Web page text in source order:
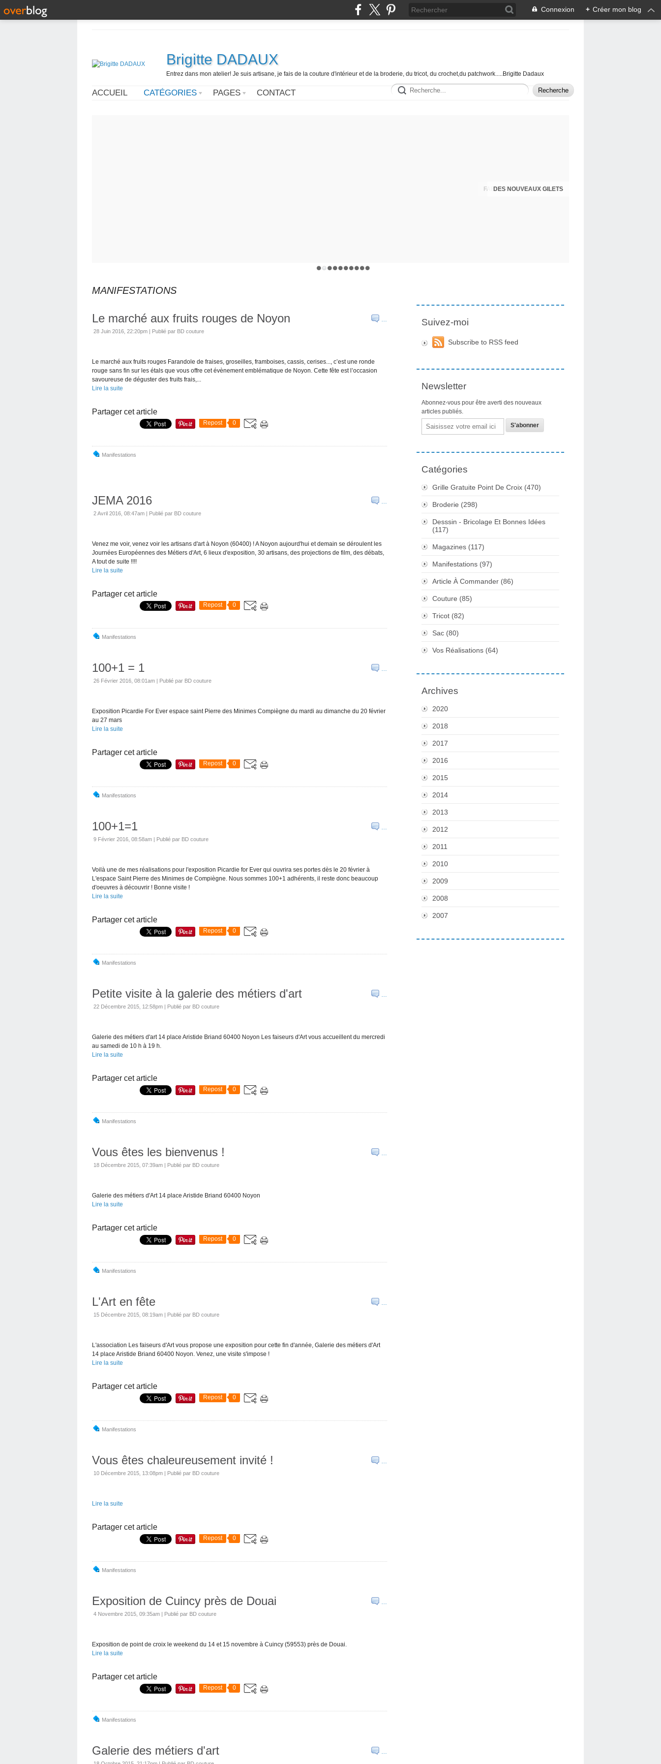
Connexion + Créer mon blog
Brigitte DADAUX
Entrez dans mon atelier! Je suis artisane, je fais de la couture d'intérieur et de la broderie, du tricot, du crochet,du patchwork.....Brigitte Dadaux
ACCUEIL CATÉGORIES PAGES CONTACT
DES NOUVEAUX GILETS
MANIFESTATIONS
…
Le marché aux fruits rouges de Noyon
28 Juin 2016, 22:20pm | Publié par BD couture
Le marché aux fruits rouges Farandole de fraises, groseilles, framboises, cassis, cerises..., c’est une ronde
rouge sans ﬁn sur les étals que vous offre cet évènement emblématique de Noyon. Cette fête est l’occasion
savoureuse de déguster des fruits frais,...
Lire la suite
Partager cet article
Repost 0
Manifestations
…
JEMA 2016
2 Avril 2016, 08:47am | Publié par BD couture
Venez me voir, venez voir les artisans d'art à Noyon (60400) ! A Noyon aujourd'hui et demain se déroulent les
Journées Européennes des Métiers d'Art, 6 lieux d'exposition, 30 artisans, des projections de film, des débats,
A tout de suite !!!!
Lire la suite
Partager cet article
Repost 0
Manifestations
…
100+1 = 1
26 Février 2016, 08:01am | Publié par BD couture
Exposition Picardie For Ever espace saint Pierre des Minimes Compiègne du mardi au dimanche du 20 février
au 27 mars
Lire la suite
Partager cet article
Repost 0
Manifestations
…
100+1=1
9 Février 2016, 08:58am | Publié par BD couture
Voilà une de mes réalisations pour l'exposition Picardie for Ever qui ouvrira ses portes dès le 20 février à
L'espace Saint Pierre des Minimes de Compiègne. Nous sommes 100+1 adhérents, il reste donc beaucoup
d'oeuvres à découvrir ! Bonne visite !
Lire la suite
Partager cet article
Repost 0
Manifestations
…
Petite visite à la galerie des métiers d'art
22 Décembre 2015, 12:58pm | Publié par BD couture
Galerie des métiers d'art 14 place Aristide Briand 60400 Noyon Les faiseurs d'Art vous accueillent du mercredi
au samedi de 10 h à 19 h.
Lire la suite
Partager cet article
Repost 0
Manifestations
…
Vous êtes les bienvenus !
18 Décembre 2015, 07:39am | Publié par BD couture
Galerie des métiers d'Art 14 place Aristide Briand 60400 Noyon
Lire la suite
Partager cet article
Repost 0
Manifestations
…
L'Art en fête
15 Décembre 2015, 08:19am | Publié par BD couture
L'association Les faiseurs d'Art vous propose une exposition pour cette fin d'année, Galerie des métiers d'Art
14 place Aristide Briand 60400 Noyon. Venez, une visite s'impose !
Lire la suite
Partager cet article
Repost 0
Manifestations
…
Vous êtes chaleureusement invité !
10 Décembre 2015, 13:08pm | Publié par BD couture
Lire la suite
Partager cet article
Repost 0
Manifestations
…
Exposition de Cuincy près de Douai
4 Novembre 2015, 09:35am | Publié par BD couture
Exposition de point de croix le weekend du 14 et 15 novembre à Cuincy (59553) près de Douai.
Lire la suite
Partager cet article
Repost 0
Manifestations
…
Galerie des métiers d'art
Suivez-moi
Subscribe to RSS feed
Newsletter
Abonnez-vous pour être averti des nouveaux
articles publiés.
Email
Catégories
Grille Gratuite Point De Croix (470)
Broderie (298)
Desssin - Bricolage Et Bonnes Idées
(117)
Magazines (117)
Manifestations (97)
Article À Commander (86)
Couture (85)
Tricot (82)
Sac (80)
Vos Réalisations (64)
Archives
2020
2018
2017
2016
2015
2014
2013
2012
2011
2010
2009
2008
2007